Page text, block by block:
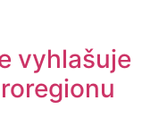
vyhlašuje